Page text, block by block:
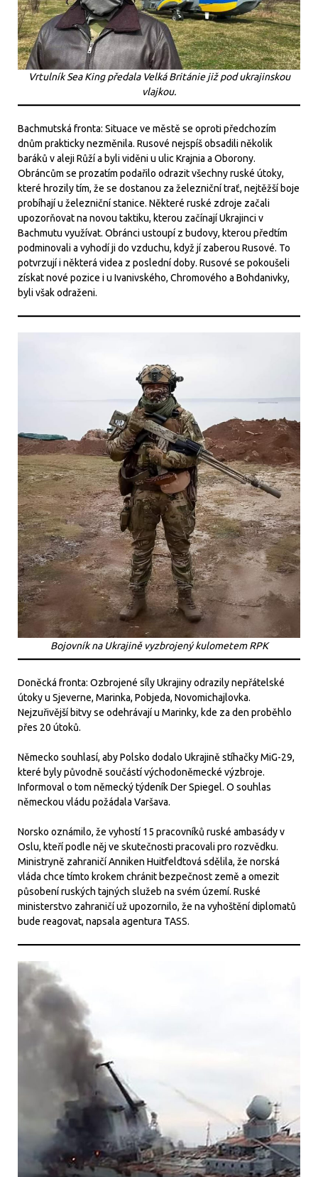
Vrtulník Sea King předala Velká Británie již pod ukrajinskou
vlajkou.
Bachmutská fronta: Situace ve městě se oproti předchozím
dnům prakticky nezměnila. Rusové nejspíš obsadili několik
baráků v aleji Růží a byli viděni u ulic Krajnia a Oborony.
Obráncům se prozatím podařilo odrazit všechny ruské útoky,
které hrozily tím, že se dostanou za železniční trať, nejtěžší boje
probíhají u železniční stanice. Některé ruské zdroje začali
upozorňovat na novou taktiku, kterou začínají Ukrajinci v
Bachmutu využívat. Obránci ustoupí z budovy, kterou předtím
podminovali a vyhodí ji do vzduchu, když jí zaberou Rusové. To
potvrzují i některá videa z poslední doby. Rusové se pokoušeli
získat nové pozice i u Ivanivského, Chromového a Bohdanivky,
byli však odraženi.
Bojovník na Ukrajině vyzbrojený kulometem RPK
Doněcká fronta: Ozbrojené síly Ukrajiny odrazily nepřátelské
útoky u Sjeverne, Marinka, Pobjeda, Novomichajlovka.
Nejzuřivější bitvy se odehrávají u Marinky, kde za den proběhlo
přes 20 útoků.
Německo souhlasí, aby Polsko dodalo Ukrajině stíhačky MiG-29,
které byly původně součástí východoněmecké výzbroje.
Informoval o tom německý týdeník Der Spiegel. O souhlas
německou vládu požádala Varšava.
Norsko oznámilo, že vyhostí 15 pracovníků ruské ambasády v
Oslu, kteří podle něj ve skutečnosti pracovali pro rozvědku.
Ministryně zahraničí Anniken Huitfeldtová sdělila, že norská
vláda chce tímto krokem chránit bezpečnost země a omezit
působení ruských tajných služeb na svém území. Ruské
ministerstvo zahraničí už upozornilo, že na vyhoštění diplomatů
bude reagovat, napsala agentura TASS.